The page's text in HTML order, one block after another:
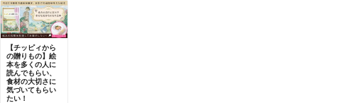
【チッピィから
の贈りもの】絵
本を多くの人に
読んでもらい、
食材の大切さに
気づいてもらい
たい！